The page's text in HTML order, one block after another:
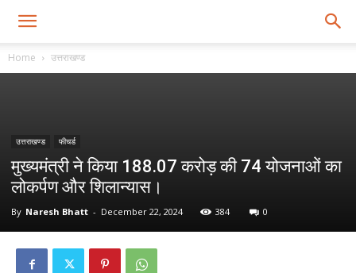
Home उत्तराखण्ड
उत्तराखण्ड फीचर्ड
मुख्यमंत्री ने किया 188.07 करोड़ की 74 योजनाओं का
लोकर्पण और शिलान्यास।
By Naresh Bhatt - December 22, 2024 384 0